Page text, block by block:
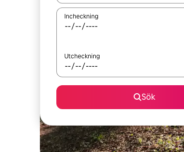
Incheckning
Utcheckning
Sök